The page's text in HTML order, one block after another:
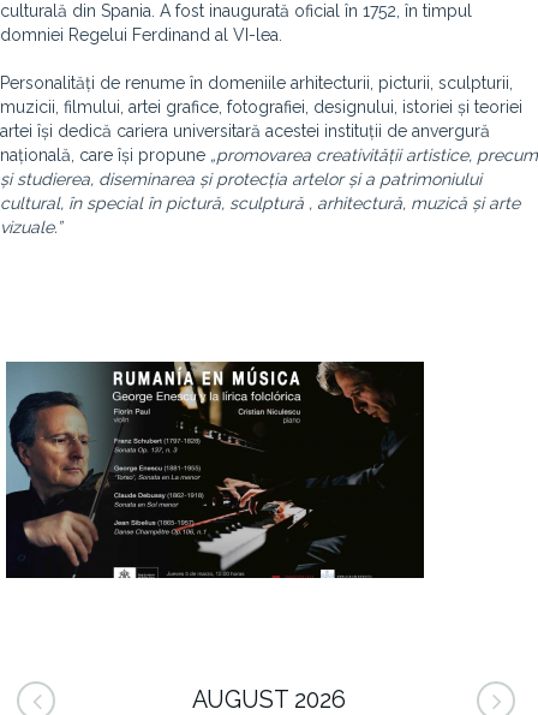
culturală din Spania. A fost inaugurată oficial în 1752, în timpul
domniei Regelui Ferdinand al VI-lea.
Personalități de renume în domeniile arhitecturii, picturii, sculpturii,
muzicii, filmului, artei grafice, fotografiei, designului, istoriei și teoriei
artei își dedică cariera universitară acestei instituții de anvergură
națională, care își propune „promovarea creativității artistice, precum
și studierea, diseminarea și protecția artelor și a patrimoniului
cultural, în special în pictură, sculptură , arhitectură, muzică și arte
vizuale.”
AUGUST 2026